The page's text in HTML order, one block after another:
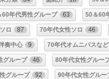
60年代男性グループ 63 50＆60
ロ 87 70年代女性ソロ 46
奏中心 9 70年代オムニバスなど
グループ 46 80年代女性グルー
グループ 92 90年代女性グルー